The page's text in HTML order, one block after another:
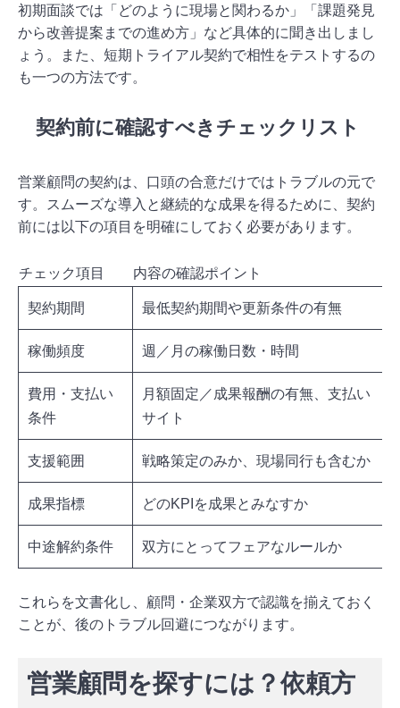
初期面談では「どのように現場と関わるか」「課題発見
から改善提案までの進め方」など具体的に聞き出しまし
ょう。また、短期トライアル契約で相性をテストするの
も一つの方法です。
契約前に確認すべきチェックリスト
営業顧問の契約は、口頭の合意だけではトラブルの元で
す。スムーズな導入と継続的な成果を得るために、契約
前には以下の項目を明確にしておく必要があります。
チェック項目 内容の確認ポイント
契約期間 最低契約期間や更新条件の有無
稼働頻度 週／月の稼働日数・時間
費用・支払い
条件
月額固定／成果報酬の有無、支払い
サイト
支援範囲 戦略策定のみか、現場同行も含むか
成果指標 どのKPIを成果とみなすか
中途解約条件 双方にとってフェアなルールか
これらを文書化し、顧問・企業双方で認識を揃えておく
ことが、後のトラブル回避につながります。
営業顧問を探すには？依頼方